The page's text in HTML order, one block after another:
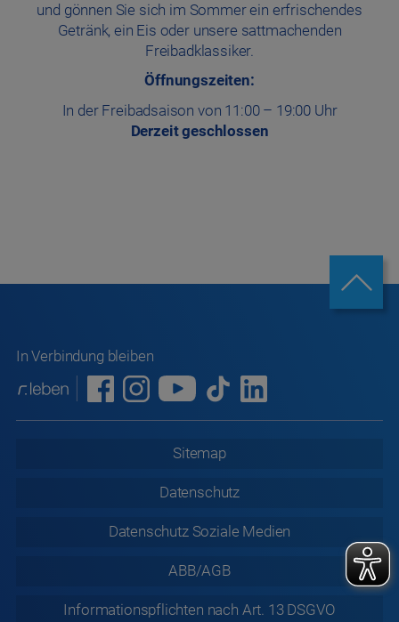
und gönnen Sie sich im Sommer ein erfrischendes
Getränk, ein Eis oder unsere sattmachenden
Freibadklassiker.
Öffnungszeiten:
In der Freibadsaison von 11:00 – 19:00 Uhr
Derzeit geschlossen
In Verbindung bleiben
Sitemap
Datenschutz
Datenschutz Soziale Medien
ABB/AGB
Informationspflichten nach Art. 13 DSGVO